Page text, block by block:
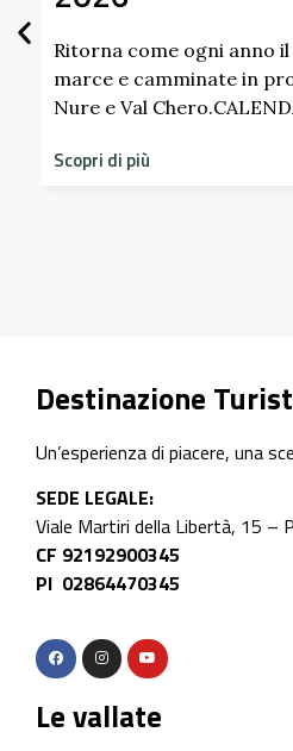
anno il ricco calendario di
in programma tra Val
…
Destinazione
Un’esperienza di piacere, una
SEDE LEGALE:
Viale Martiri della Libertà, 15 –
CF 92192900345
PI 02864470345
Le vallate